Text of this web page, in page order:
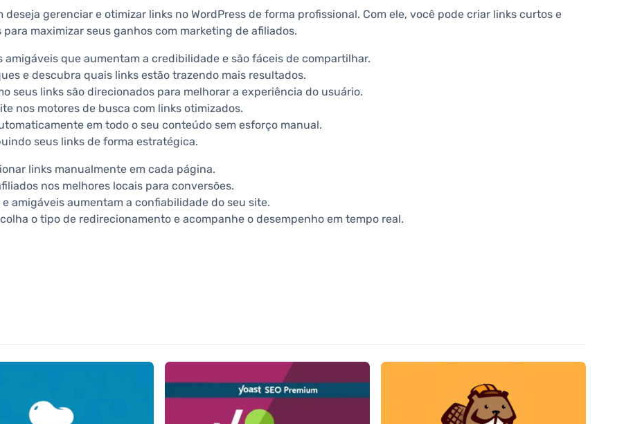
gerenciar e otimizar links no WordPress de forma profissional. Com ele, você pode criar links curtos e
maximizar seus ganhos com marketing de afiliados.
amigáveis que aumentam a credibilidade e são fáceis de compartilhar.
e descubra quais links estão trazendo mais resultados.
seus links são direcionados para melhorar a experiência do usuário.
nos motores de busca com links otimizados.
em todo o seu conteúdo sem esforço manual.
seus links de forma estratégica.
links manualmente em cada página.
nos melhores locais para conversões.
e amigáveis aumentam a confiabilidade do seu site.
o tipo de redirecionamento e acompanhe o desempenho em tempo real.